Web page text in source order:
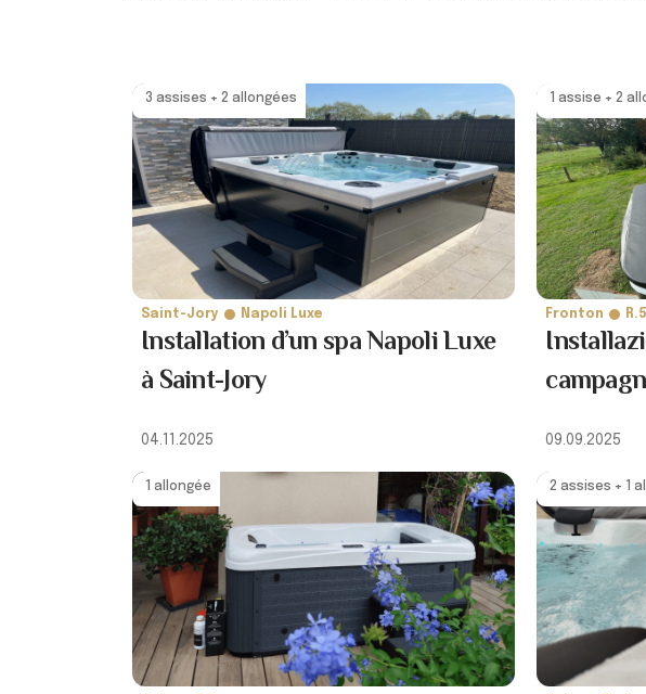
3 assises + 2 allongées
Saint-Jory Napoli Luxe
Installation d’un spa Napoli Luxe
à Saint-Jory
04.11.2025
1 assise + 2
Fronton R.5
09.09.2025
1 allongée 2 assises + 1